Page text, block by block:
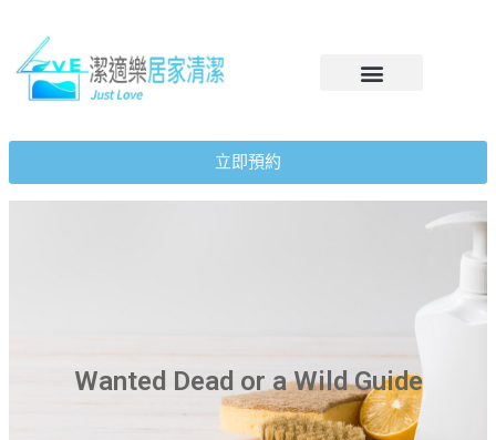
立即預約
Wanted Dead or a Wild Guide